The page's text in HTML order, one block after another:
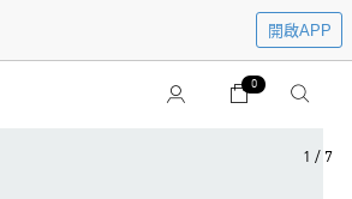
開啟APP
0
1 / 7